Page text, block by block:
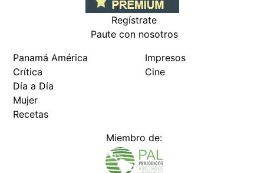
Regístrate
Paute con nosotros
Panamá América
Crítica
Día a Día
Mujer
Recetas
Impresos
Cine
Miembro de: